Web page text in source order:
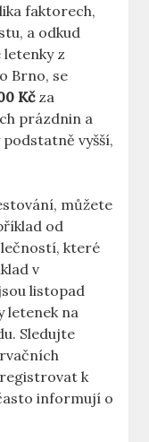
faktorech,
a odkud
letenky z
Brno, se
Kčza
prázdnin a
vyšší,
můžete
od
které
v
listopad
letenek na
Sledujte
k
informují o